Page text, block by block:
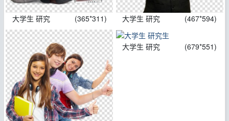
大学生 研究 (365*311) 大学生 研究 (467*594)
大学生 研究 (679*551)